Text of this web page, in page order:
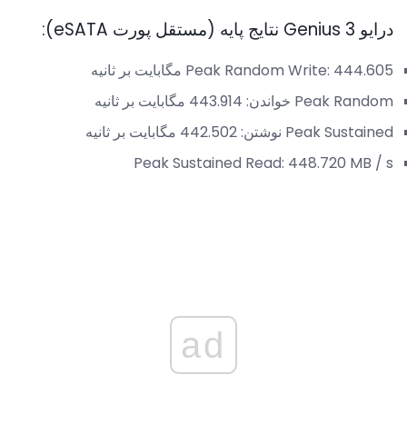
درایو Genius 3 نتایج پایه (مستقل پورت eSATA):
Peak Random Write: 444.605 مگابایت بر ثانیه
Peak Random خواندن: 443.914 مگابایت بر ثانیه
Peak Sustained نوشتن: 442.502 مگابایت بر ثانیه
Peak Sustained Read: 448.720 MB / s
ad